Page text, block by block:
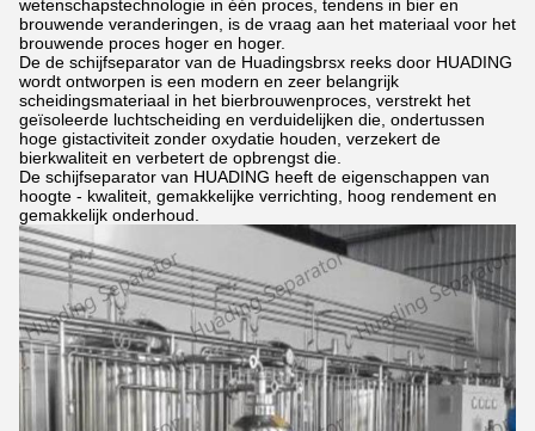
wetenschapstechnologie in één proces, tendens in bier en
brouwende veranderingen, is de vraag aan het materiaal voor het
brouwende proces hoger en hoger.
De de schijfseparator van de Huadingsbrsx reeks door HUADING
wordt ontworpen is een modern en zeer belangrijk
scheidingsmateriaal in het bierbrouwenproces, verstrekt het
geïsoleerde luchtscheiding en verduidelijken die, ondertussen
hoge gistactiviteit zonder oxydatie houden, verzekert de
bierkwaliteit en verbetert de opbrengst die.
De schijfseparator van HUADING heeft de eigenschappen van
hoogte - kwaliteit, gemakkelijke verrichting, hoog rendement en
gemakkelijk onderhoud.